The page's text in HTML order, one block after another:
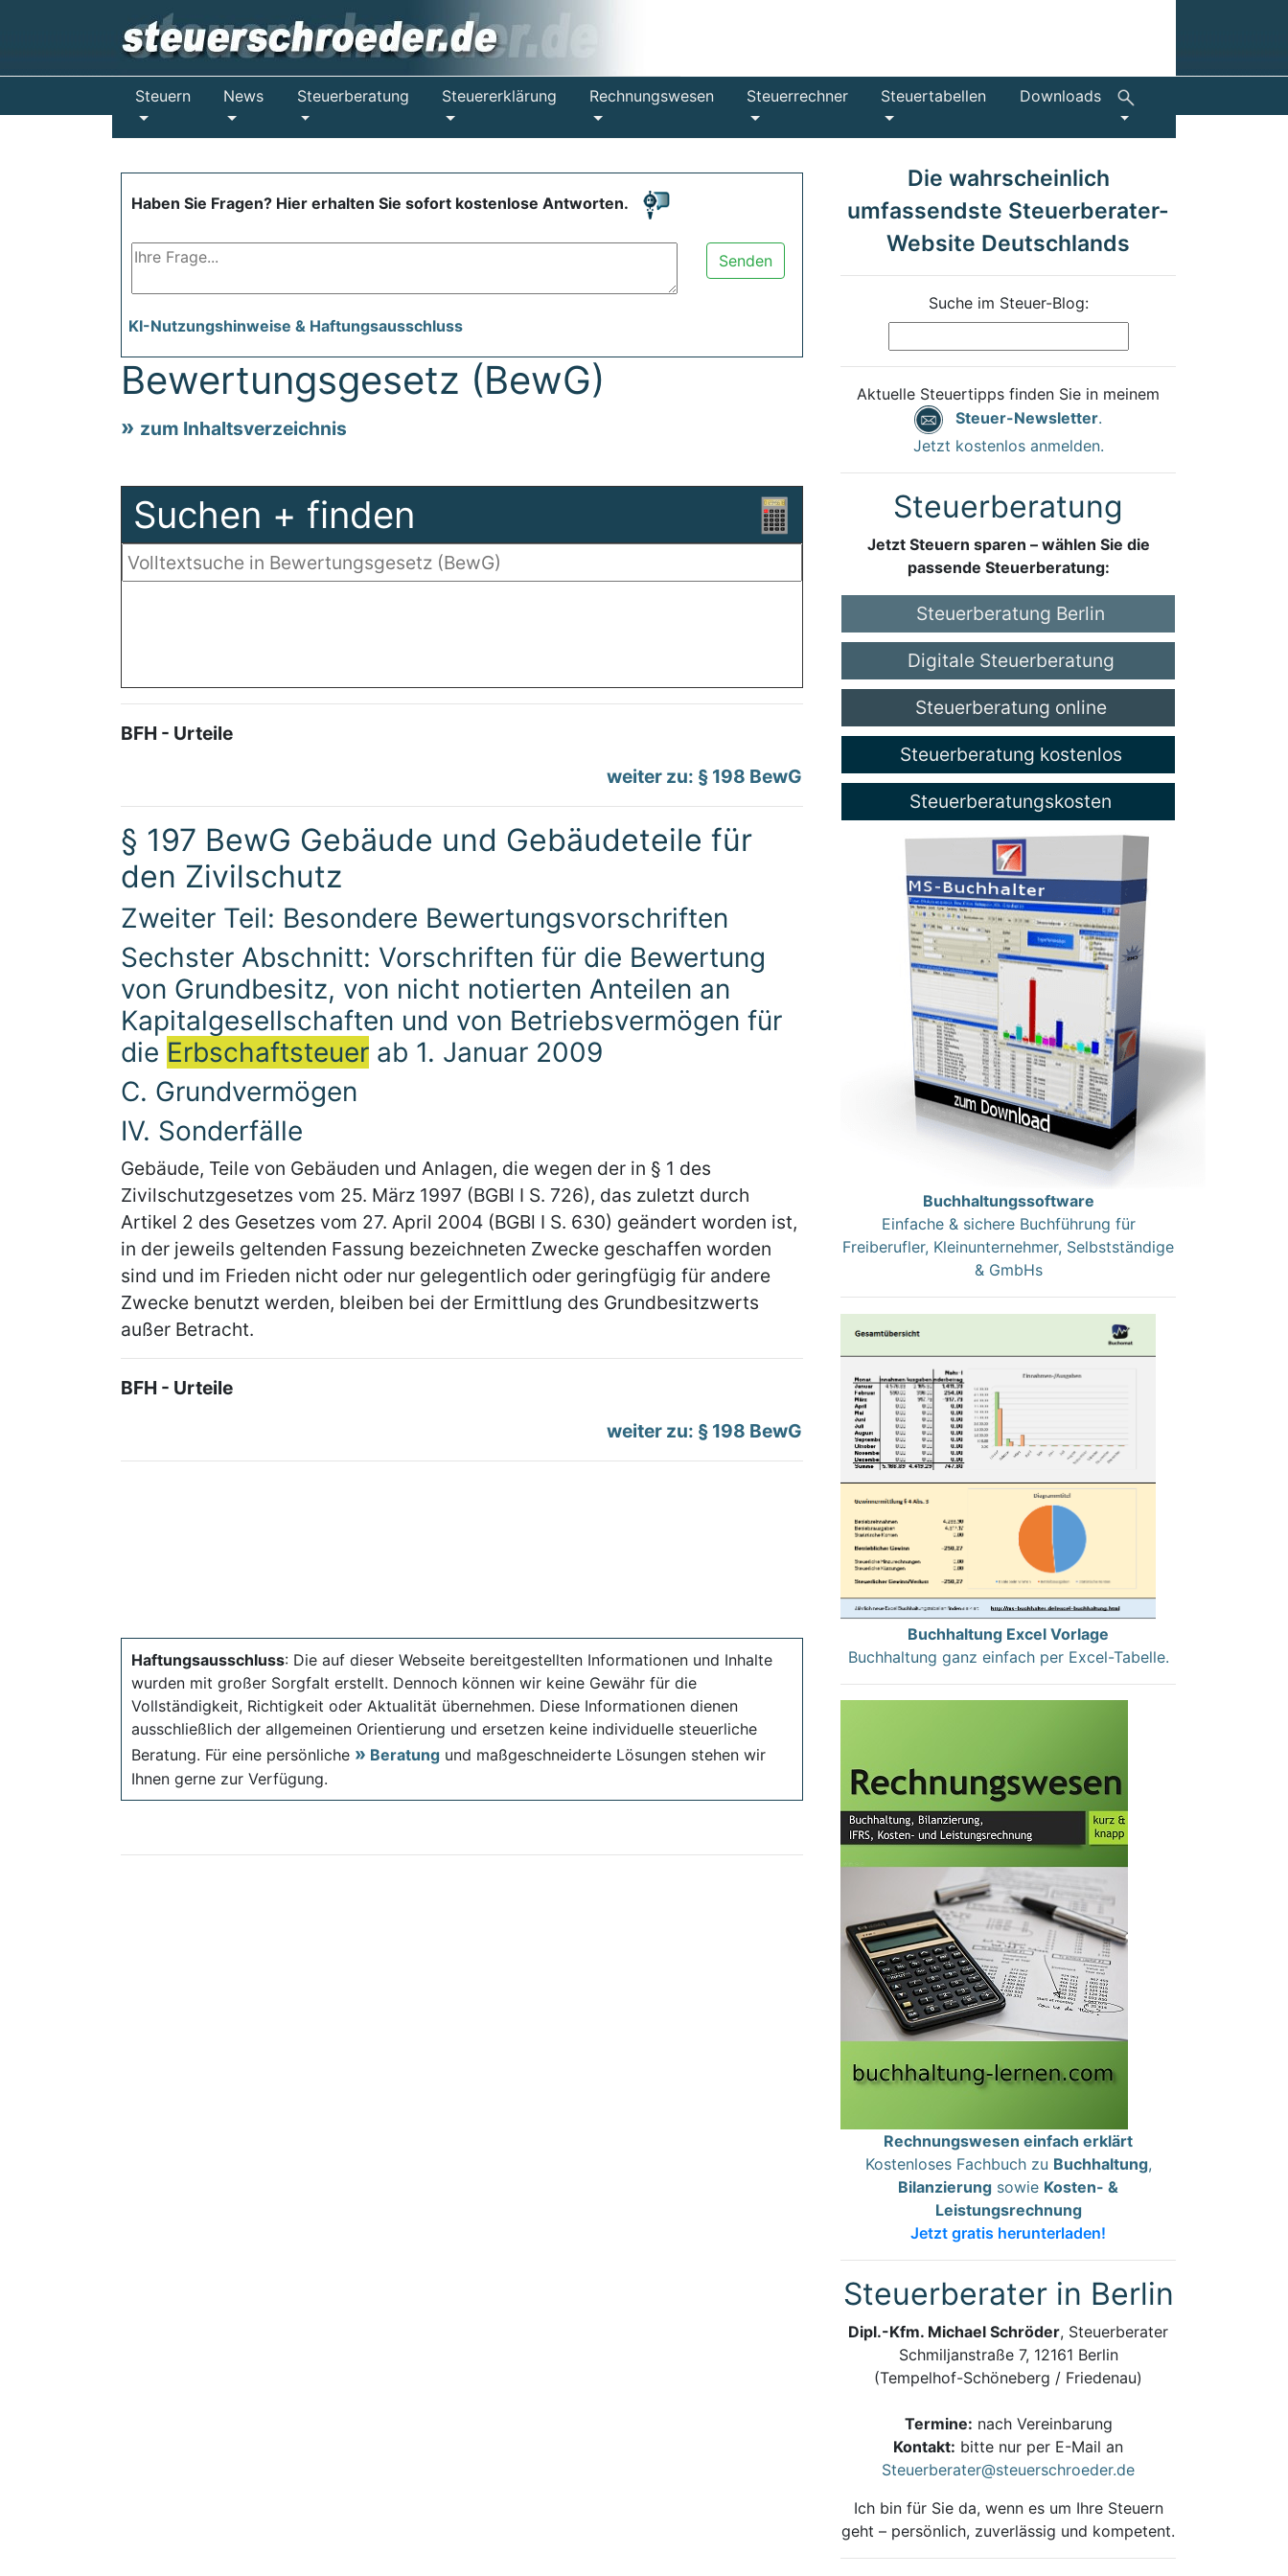
Steuern News Steuerberatung Steuererklärung Rechnungswesen Steuerrechner Steuertabellen Downloads
Haben Sie Fragen? Hier erhalten Sie sofort kostenlose Antworten.
Senden
KI-Nutzungshinweise & Haftungsausschluss
Bewertungsgesetz (BewG)
zum Inhaltsverzeichnis
Suchen + finden
BFH - Urteile
weiter zu: § 198 BewG
§ 197 BewG Gebäude und Gebäudeteile für
den Zivilschutz
Zweiter Teil: Besondere Bewertungsvorschriften
Sechster Abschnitt: Vorschriften für die Bewertung
von Grundbesitz, von nicht notierten Anteilen an
Kapitalgesellschaften und von Betriebsvermögen für
die Erbschaftsteuer ab 1. Januar 2009
C. Grundvermögen
IV. Sonderfälle
Gebäude, Teile von Gebäuden und Anlagen, die wegen der in § 1 des
Zivilschutzgesetzes vom 25. März 1997 (BGBl I S. 726), das zuletzt durch
Artikel 2 des Gesetzes vom 27. April 2004 (BGBl I S. 630) geändert worden ist,
in der jeweils geltenden Fassung bezeichneten Zwecke geschaffen worden
sind und im Frieden nicht oder nur gelegentlich oder geringfügig für andere
Zwecke benutzt werden, bleiben bei der Ermittlung des Grundbesitzwerts
außer Betracht.
BFH - Urteile
weiter zu: § 198 BewG
Haftungsausschluss: Die auf dieser Webseite bereitgestellten Informationen und Inhalte
wurden mit großer Sorgfalt erstellt. Dennoch können wir keine Gewähr für die
Vollständigkeit, Richtigkeit oder Aktualität übernehmen. Diese Informationen dienen
ausschließlich der allgemeinen Orientierung und ersetzen keine individuelle steuerliche
Beratung. Für eine persönliche
Beratung und maßgeschneiderte Lösungen stehen wir
Ihnen gerne zur Verfügung.
Die wahrscheinlich
umfassendste Steuerberater-
Website Deutschlands
Suche im Steuer-Blog:
Aktuelle Steuertipps finden Sie in meinem
Steuer-Newsletter.
Jetzt kostenlos anmelden.
Steuerberatung
Jetzt Steuern sparen – wählen Sie die
passende Steuerberatung:
Steuerberatung Berlin
Digitale Steuerberatung
Steuerberatung online
Steuerberatung kostenlos
Steuerberatungskosten
Buchhaltungssoftware
Einfache & sichere Buchführung für
Freiberufler, Kleinunternehmer, Selbstständige
& GmbHs
Buchhaltung Excel Vorlage
Buchhaltung ganz einfach per Excel-Tabelle.
Rechnungswesen einfach erklärt
Kostenloses Fachbuch zu Buchhaltung,
Bilanzierung sowie Kosten- &
Leistungsrechnung
Jetzt gratis herunterladen!
Steuerberater in Berlin
Dipl.-Kfm. Michael Schröder, Steuerberater
Schmiljanstraße 7, 12161 Berlin
(Tempelhof-Schöneberg / Friedenau)
Termine: nach Vereinbarung
Kontakt: bitte nur per E-Mail an
Steuerberater@steuerschroeder.de
Ich bin für Sie da, wenn es um Ihre Steuern
geht – persönlich, zuverlässig und kompetent.